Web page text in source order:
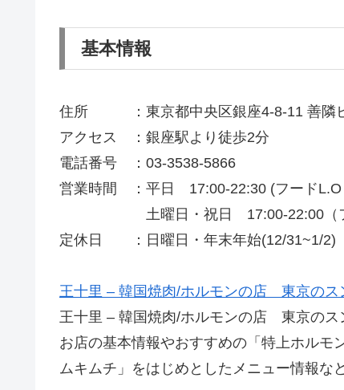
基本情報
住所 ：東京都中央区銀座4-8-11 善隣
アクセス ：銀座駅より徒歩2分
電話番号 ：03-3538-5866
営業時間 ：平日 17:00-22:30 (フードL.O
土曜日・祝日 17:00-22:00（フ
定休日 ：日曜日・年末年始(12/31~1/2)
王十里 – 韓国焼肉/ホルモンの店 東京のス
王十里 – 韓国焼肉/ホルモンの店 東京のス
お店の基本情報やおすすめの「特上ホルモ
ムキムチ」をはじめとしたメニュー情報な